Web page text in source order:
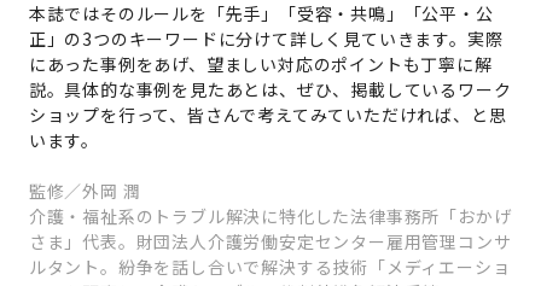
本誌ではそのルールを「先手」「受容・共鳴」「公平・公
正」の3つのキーワードに分けて詳しく見ていきます。実際
にあった事例をあげ、望ましい対応のポイントも丁寧に解
説。具体的な事例を見たあとは、ぜひ、掲載しているワーク
ショップを行って、皆さんで考えてみていただければ、と思
います。
監修／外岡 潤
介護・福祉系のトラブル解決に特化した法律事務所「おかげ
さま」代表。財団法人介護労働安定センター雇用管理コンサ
ルタント。紛争を話し合いで解決する技術「メディエーショ